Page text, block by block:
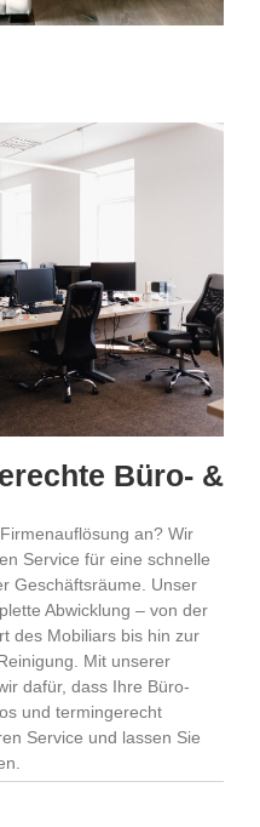
Büro- &
an? Wir
Service für eine schnelle
Geschäftsräume. Unser
Abwicklung – von der
des Mobiliars bis hin zur
Mit unserer
dafür, dass Ihre Büro-
und termingerecht
Service und lassen Sie